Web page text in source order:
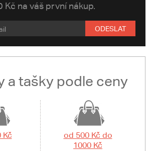
Kč na váš první nákup.
ODESLAT
a tašky podle ceny
Kč
od 500 Kč do
1000 Kč